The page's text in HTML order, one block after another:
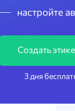
настройте
Создать
3 дня